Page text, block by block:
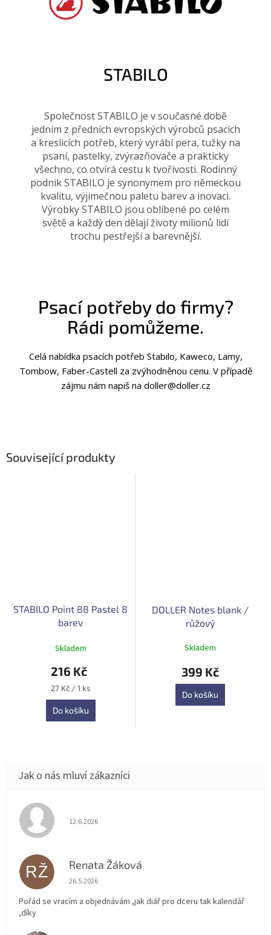
Související produkty
STABILO Point 88 Pastel 8
barev
Skladem
216 Kč
Měrná
cena:
27 Kč / 1 ks
Do košíku
DOLLER Notes blank /
růžový
Průměrné
hodnocení
produktu
je
5,0
z
Skladem
399 Kč
Do košíku
STABILO
Společnost STABILO je v současné době
jedním z předních evropských výrobců psacích
a kreslicích potřeb, který vyrábí pera, tužky na
psaní, pastelky, zvýrazňovače a prakticky
všechno, co otvírá cestu k tvořivosti. Rodinný
podnik STABILO je synonymem pro německou
kvalitu, výjimečnou paletu barev a inovaci.
Výrobky STABILO jsou oblíbené po celém
světě a každý den dělají životy milionů lidí
trochu pestřejší a barevnější.
Psací potřeby do firmy?
Rádi pomůžeme.
Celá nabídka psacích potřeb Stabilo, Kaweco, Lamy,
Tombow, Faber-Castell za zvýhodněnou cenu. V případě
zájmu nám napiš na doller@doller.cz
Hodnocení obchodu je 5 z 5 hvězdiček.
12.6.2026
RŽ Renata Žáková
Hodnocení obchodu je 5 z 5 hvězdiček.
26.5.2026
Pořád se vracím a objednávám ,jak diář pro dceru tak kalendář
,díky